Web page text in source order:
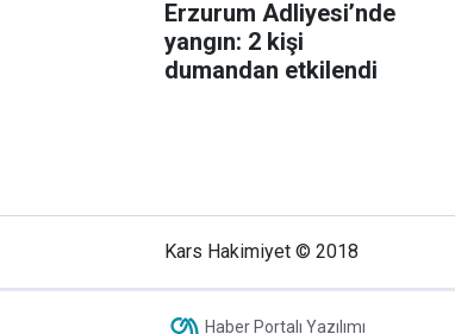
Erzurum Adliyesi’nde
yangın: 2 kişi
dumandan etkilendi
Kars Hakimiyet © 2018
Haber Portalı Yazılımı